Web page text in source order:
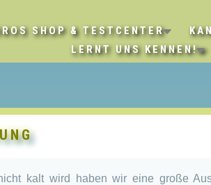
SHOP & TESTCENTER
LERNT UNS KENNEN!
kalt wird haben wir eine große